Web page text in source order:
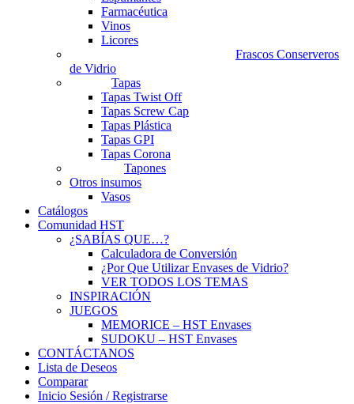
Farmacéutica
Vinos
Licores
Frascos Conserveros
de Vidrio
Tapas
Tapas Twist Off
Tapas Screw Cap
Tapas Plástica
Tapas GPI
Tapas Corona
Tapones
Otros insumos
Vasos
Catálogos
Comunidad HST
¿SABÍAS QUE…?
Calculadora de Conversión
¿Por Que Utilizar Envases de Vidrio?
VER TODOS LOS TEMAS
INSPIRACIÓN
JUEGOS
MEMORICE – HST Envases
SUDOKU – HST Envases
CONTÁCTANOS
Lista de Deseos
Comparar
Inicio Sesión / Registrarse